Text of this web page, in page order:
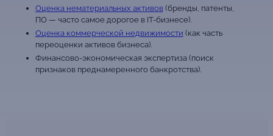
Оценка нематериальных активов(бренды, патенты,
ПО — часто самое дорогое в IT-бизнесе).
Оценка коммерческой недвижимости (как часть
переоценки активов бизнеса).
Финансово-экономическая экспертиза (поиск
признаков преднамеренного банкротства).